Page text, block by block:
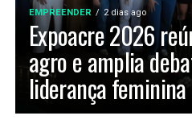
EMPREENDER 2 dias ago
Expoacre 2026
agro e amplia
liderança